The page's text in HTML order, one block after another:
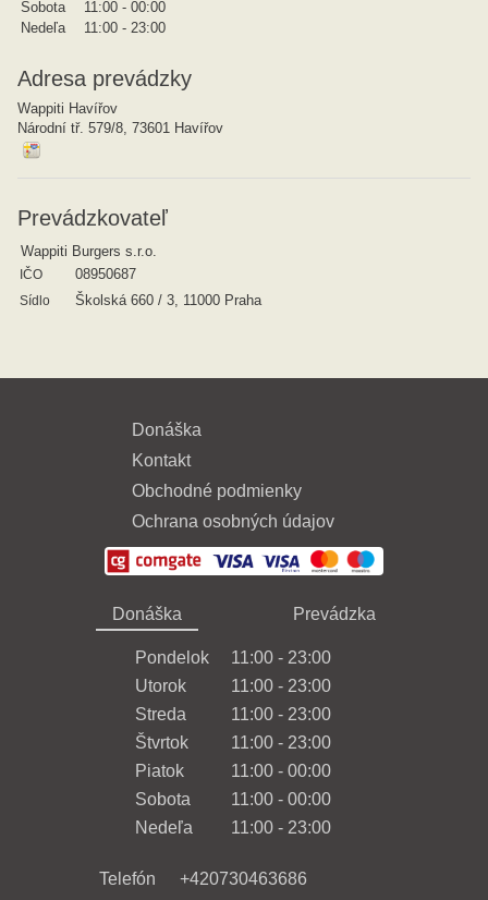
Sobota
11:00 - 00:00
Nedeľa
11:00 - 23:00
Adresa prevádzky
Wappiti Havířov
Národní tř. 579/8, 73601 Havířov
Prevádzkovateľ
Wappiti Burgers s.r.o.
IČO 08950687
Sídlo Školská 660 / 3, 11000 Praha
Donáška
Kontakt
Obchodné podmienky
Ochrana osobných údajov
Donáška Prevádzka
Pondelok
11:00 - 23:00
Utorok
11:00 - 23:00
Streda
11:00 - 23:00
Štvrtok
11:00 - 23:00
Piatok
11:00 - 00:00
Sobota
11:00 - 00:00
Nedeľa
11:00 - 23:00
Telefón +420730463686